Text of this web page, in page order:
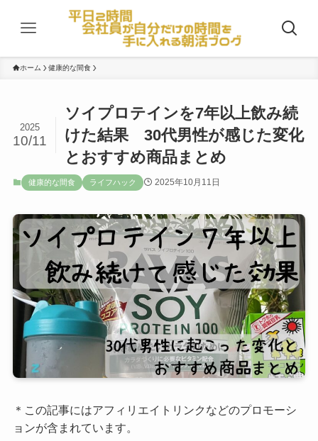
ホーム 健康的な間食
ソイプロテインを7年以上飲み続
けた結果 30代男性が感じた変化
とおすすめ商品まとめ
2025
10/11
健康的な間食 ライフハック 2025年10月11日
＊この記事にはアフィリエイトリンクなどのプロモーシ
ョンが含まれています。